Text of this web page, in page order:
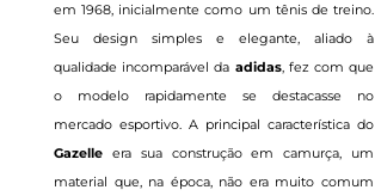
em 1968, inicialmente como um tênis de treino.
Seu design simples e elegante, aliado à
qualidade incomparável da adidas, fez com que
o modelo rapidamente se destacasse no
mercado esportivo. A principal característica do
Gazelle era sua construção em camurça, um
material que, na época, não era muito comum